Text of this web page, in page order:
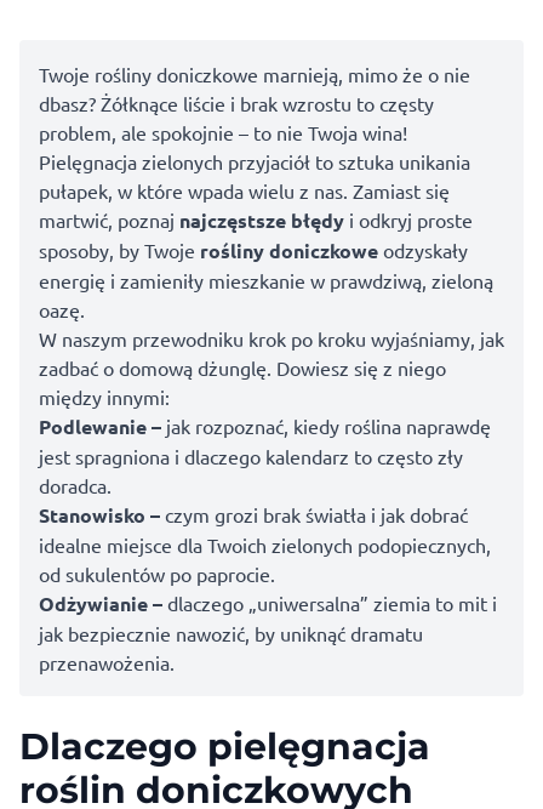
Twoje rośliny doniczkowe marnieją, mimo że o nie
dbasz? Żółknące liście i brak wzrostu to częsty
problem, ale spokojnie – to nie Twoja wina!
Pielęgnacja zielonych przyjaciół to sztuka unikania
pułapek, w które wpada wielu z nas. Zamiast się
martwić, poznaj najczęstsze błędy i odkryj proste
sposoby, by Twoje rośliny doniczkowe odzyskały
energię i zamieniły mieszkanie w prawdziwą, zieloną
oazę.
W naszym przewodniku krok po kroku wyjaśniamy, jak
zadbać o domową dżunglę. Dowiesz się z niego
między innymi:
Podlewanie – jak rozpoznać, kiedy roślina naprawdę
jest spragniona i dlaczego kalendarz to często zły
doradca.
Stanowisko – czym grozi brak światła i jak dobrać
idealne miejsce dla Twoich zielonych podopiecznych,
od sukulentów po paprocie.
Odżywianie – dlaczego „uniwersalna” ziemia to mit i
jak bezpiecznie nawozić, by uniknąć dramatu
przenawożenia.
Dlaczego pielęgnacja
roślin doniczkowych